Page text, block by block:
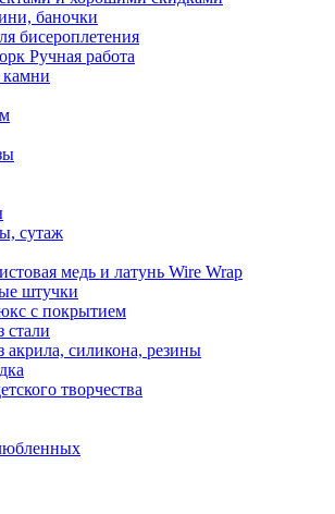
баночки
бисероплетения
Ручная работа
камни
сутаж
медь и латунь Wire Wrap
штучки
с покрытием
стали
акрила, силикона, резины
творчества